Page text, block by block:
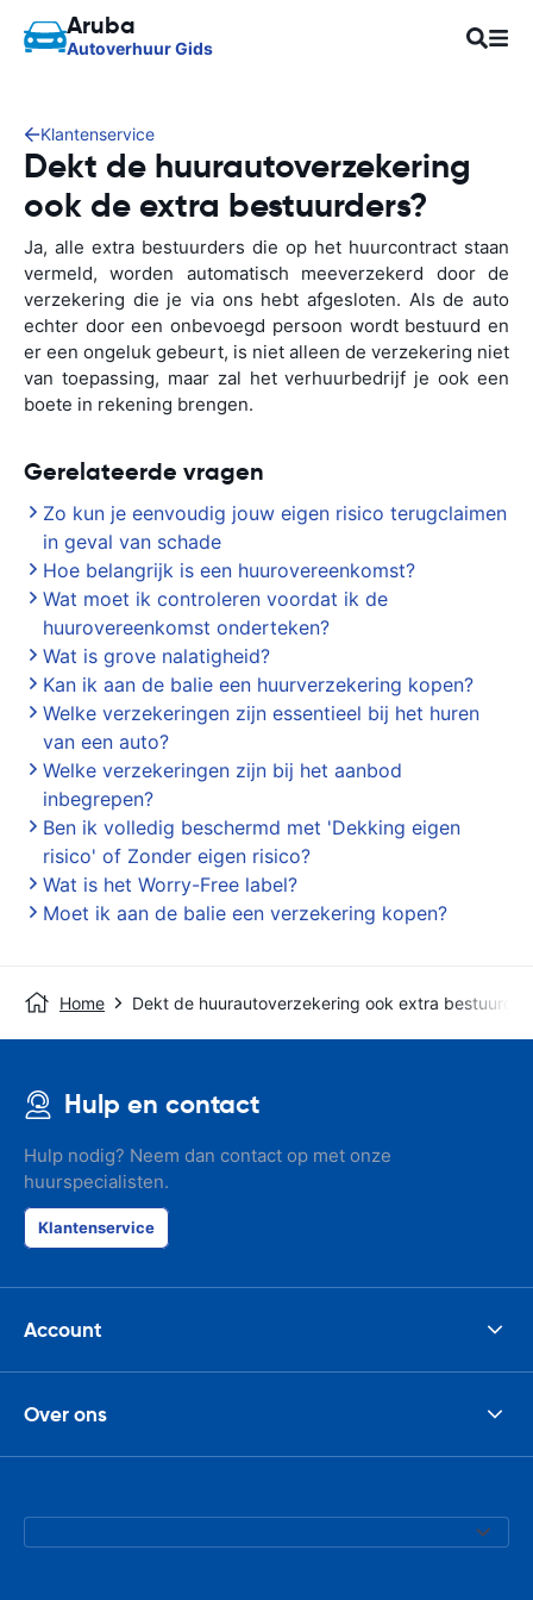
Aruba
Autoverhuur Gids
Klantenservice
Dekt de huurautoverzekering
ook de extra bestuurders?
Ja, alle extra bestuurders die op het huurcontract staan
vermeld, worden automatisch meeverzekerd door de
verzekering die je via ons hebt afgesloten. Als de auto
echter door een onbevoegd persoon wordt bestuurd en
er een ongeluk gebeurt, is niet alleen de verzekering niet
van toepassing, maar zal het verhuurbedrijf je ook een
boete in rekening brengen.
Gerelateerde vragen
Zo kun je eenvoudig jouw eigen risico terugclaimen
in geval van schade
Hoe belangrijk is een huurovereenkomst?
Wat moet ik controleren voordat ik de
huurovereenkomst onderteken?
Wat is grove nalatigheid?
Kan ik aan de balie een huurverzekering kopen?
Welke verzekeringen zijn essentieel bij het huren
van een auto?
Welke verzekeringen zijn bij het aanbod
inbegrepen?
Ben ik volledig beschermd met 'Dekking eigen
risico' of Zonder eigen risico?
Wat is het Worry-Free label?
Moet ik aan de balie een verzekering kopen?
Home Dekt de huurautoverzekering ook extra
Hulp en contact
Hulp nodig? Neem dan contact op met onze
huurspecialisten.
Klantenservice
Account
Over ons